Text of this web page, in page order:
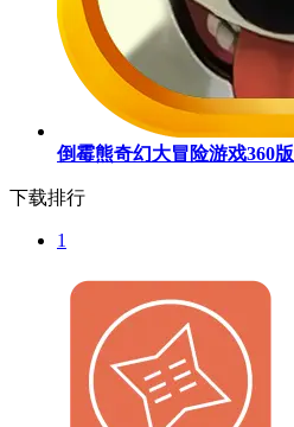
倒霉熊奇幻大冒险游戏360版
下载排行
1